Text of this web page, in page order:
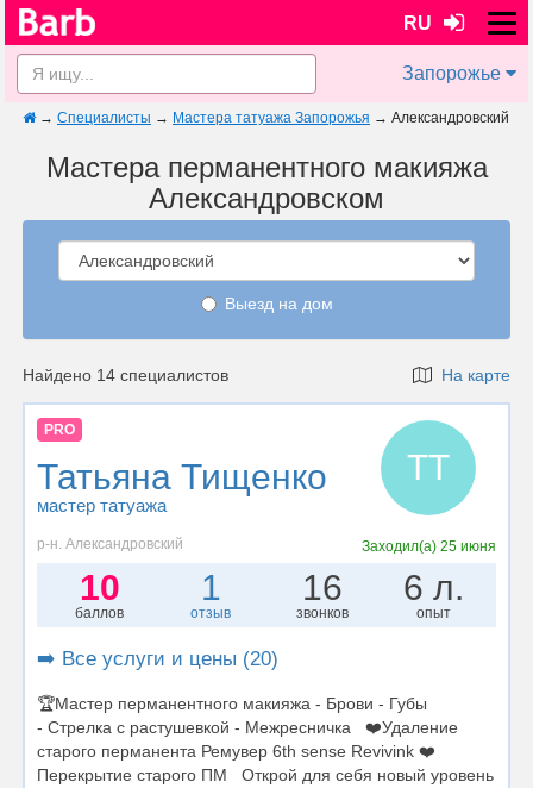
RU
Запорожье
→ Специалисты → Мастера татуажа Запорожья → Александровский
Мастера перманентного макияжа
Александровском
Выезд на дом
Найдено 14 специалистов На карте
PRO
Татьяна Тищенко
мастер татуажа
ТТ
р-н. Александровский Заходил(а) 25 июня
10
баллов
1
отзыв
16
звонков
6 л.
опыт
➡️ Все услуги и цены (20)
🏆Мастер перманентного макияжа - Брови - Губы
- Стрелка с растушевкой - Межресничка ❤️Удаление
старого перманента Ремувер 6th sense Revivink ❤️
Перекрытие старого ПМ Открой для себя новый уровень